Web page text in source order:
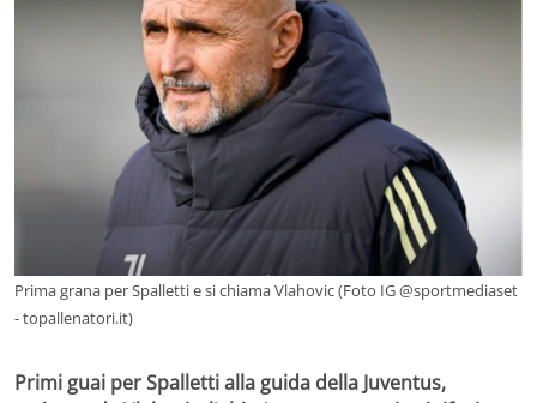
Prima grana per Spalletti e si chiama Vlahovic (Foto IG @sportmediaset
- topallenatori.it)
Primi guai per Spalletti alla guida della Juventus,